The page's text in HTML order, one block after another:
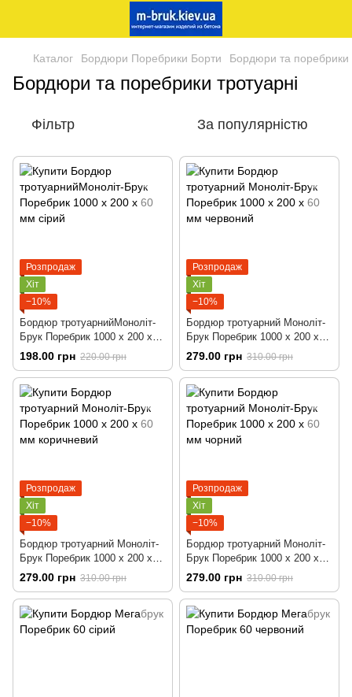
Каталог Бордюри Поребрики Борти Бордюри та поребрики
Бордюри та поребрики тротуарні
Фільтр За популярністю
Розпродаж
Хіт
−10%
Бордюр тротуарнийМоноліт-
Брук Поребрик 1000 х 200 х
60 мм сірий
198.00 грн 220.00 грн
Розпродаж
Хіт
−10%
Бордюр тротуарний Моноліт-
Брук Поребрик 1000 х 200 х
60 мм червоний
279.00 грн 310.00 грн
Розпродаж
Хіт
−10%
Бордюр тротуарний Моноліт-
Брук Поребрик 1000 х 200 х
60 мм коричневий
279.00 грн 310.00 грн
Розпродаж
Хіт
−10%
Бордюр тротуарний Моноліт-
Брук Поребрик 1000 х 200 х
60 мм чорний
279.00 грн 310.00 грн